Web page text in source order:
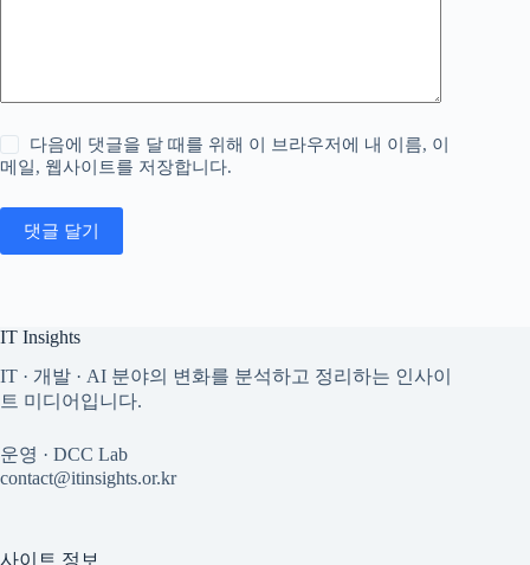
다음에 댓글을 달 때를 위해 이 브라우저에 내 이름, 이
메일, 웹사이트를 저장합니다.
댓글 달기
IT Insights
IT · 개발 · AI 분야의 변화를 분석하고 정리하는 인사이
트 미디어입니다.
운영 · DCC Lab
contact@itinsights.or.kr
사이트 정보